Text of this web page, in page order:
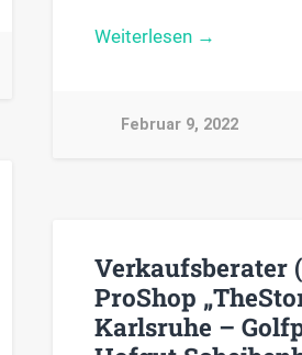
Weiterlesen →
Februar 9, 2022
Verkaufsberater
ProShop
Karlsruhe –